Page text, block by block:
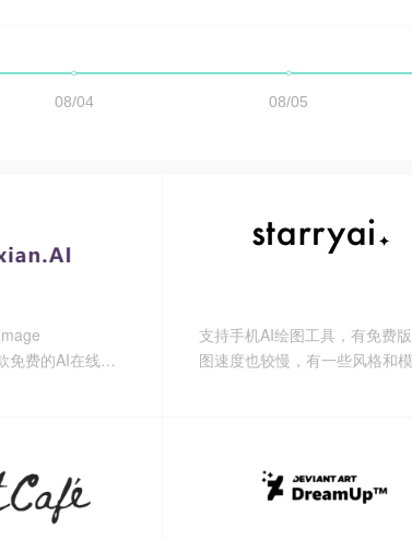
免费的AI在线高
支持手机AI绘图工具，有免费
图速度也较慢，有一些风格和